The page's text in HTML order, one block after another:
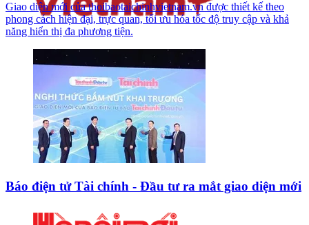
Giao diện mới của thoibaotaichinhvietnam.vn được thiết kế theo
phong cách hiện đại, trực quan, tối ưu hóa tốc độ truy cập và khả
năng hiển thị đa phương tiện.
Báo điện tử Tài chính - Đầu tư ra mắt giao diện mới